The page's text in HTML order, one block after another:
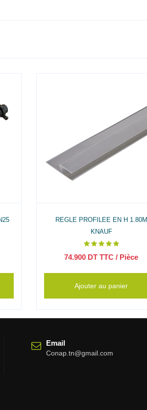
REGLE PROFILEE EN H 1.80M
KNAUF
74.900 DT TTC / Pièce
Ajouter au panier
Email
Conap.tn@gmail.com